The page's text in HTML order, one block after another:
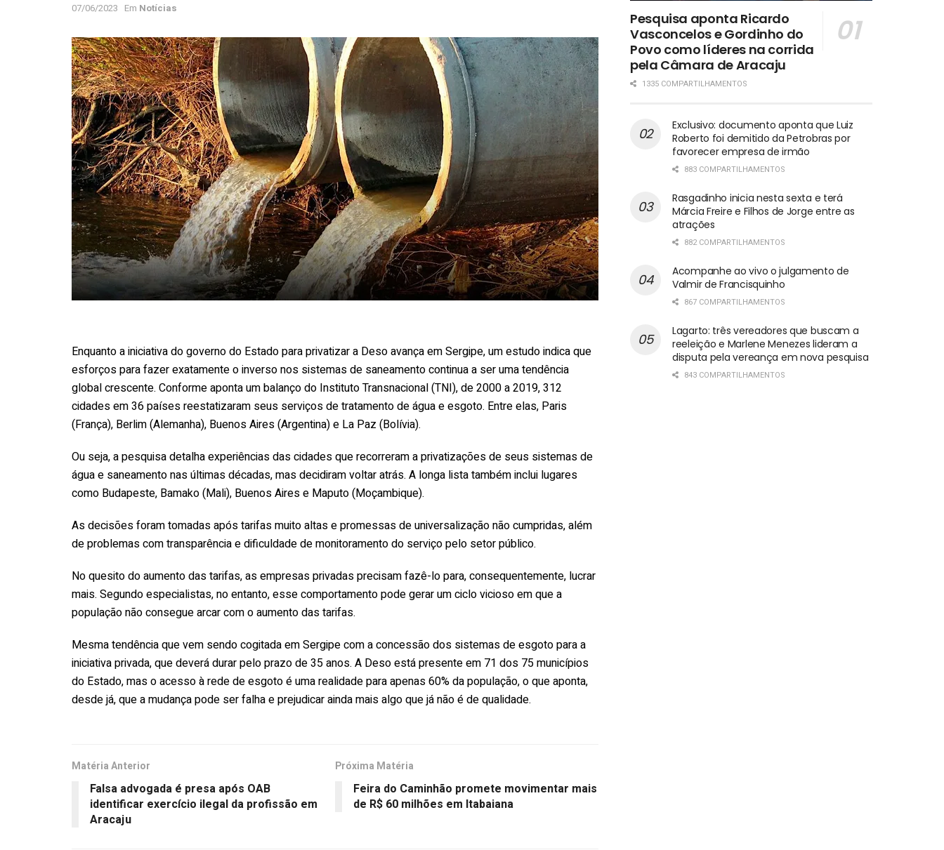
07/06/2023 Em Notícias
Enquanto a iniciativa do governo do Estado para privatizar a Deso avança em Sergipe, um estudo indica que
esforços para fazer exatamente o inverso nos sistemas de saneamento continua a ser uma tendência
global crescente. Conforme aponta um balanço do Instituto Transnacional (TNI), de 2000 a 2019, 312
cidades em 36 países reestatizaram seus serviços de tratamento de água e esgoto. Entre elas, Paris
(França), Berlim (Alemanha), Buenos Aires (Argentina) e La Paz (Bolívia).
Ou seja, a pesquisa detalha experiências das cidades que recorreram a privatizações de seus sistemas de
água e saneamento nas últimas décadas, mas decidiram voltar atrás. A longa lista também inclui lugares
como Budapeste, Bamako (Mali), Buenos Aires e Maputo (Moçambique).
As decisões foram tomadas após tarifas muito altas e promessas de universalização não cumpridas, além
de problemas com transparência e dificuldade de monitoramento do serviço pelo setor público.
No quesito do aumento das tarifas, as empresas privadas precisam fazê-lo para, consequentemente, lucrar
mais. Segundo especialistas, no entanto, esse comportamento pode gerar um ciclo vicioso em que a
população não consegue arcar com o aumento das tarifas.
Mesma tendência que vem sendo cogitada em Sergipe com a concessão dos sistemas de esgoto para a
iniciativa privada, que deverá durar pelo prazo de 35 anos. A Deso está presente em 71 dos 75 municípios
do Estado, mas o acesso à rede de esgoto é uma realidade para apenas 60% da população, o que aponta,
desde já, que a mudança pode ser falha e prejudicar ainda mais algo que já não é de qualidade.
Matéria Anterior
Falsa advogada é presa após OAB
identificar exercício ilegal da profissão em
Aracaju
Próxima Matéria
Feira do Caminhão promete movimentar mais
de R$ 60 milhões em Itabaiana
Pesquisa aponta Ricardo
Vasconcelos e Gordinho do
Povo como líderes na corrida
pela Câmara de Aracaju
1335 COMPARTILHAMENTOS
Exclusivo: documento aponta que Luiz
Roberto foi demitido da Petrobras por
favorecer empresa de irmão
883 COMPARTILHAMENTOS
Rasgadinho inicia nesta sexta e terá
Márcia Freire e Filhos de Jorge entre as
atrações
882 COMPARTILHAMENTOS
Acompanhe ao vivo o julgamento de
Valmir de Francisquinho
867 COMPARTILHAMENTOS
Lagarto: três vereadores que buscam a
reeleição e Marlene Menezes lideram a
disputa pela vereança em nova pesquisa
843 COMPARTILHAMENTOS